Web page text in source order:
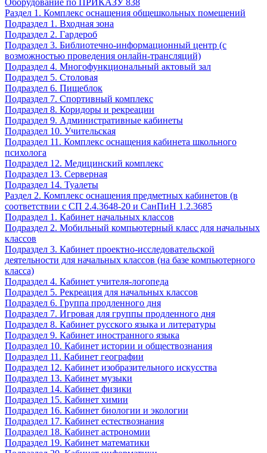
Оборудование по ПРИКАЗУ 838
Раздел 1. Комплекс оснащения общешкольных помещений
Подраздел 1. Входная зона
Подраздел 2. Гардероб
Подраздел 3. Библиотечно-информационный центр (с
возможностью проведения онлайн-трансляций)
Подраздел 4. Многофункциональный актовый зал
Подраздел 5. Столовая
Подраздел 6. Пищеблок
Подраздел 7. Спортивный комплекс
Подраздел 8. Коридоры и рекреации
Подраздел 9. Административные кабинеты
Подраздел 10. Учительская
Подраздел 11. Комплекс оснащения кабинета школьного
психолога
Подраздел 12. Медицинский комплекс
Подраздел 13. Серверная
Подраздел 14. Туалеты
Раздел 2. Комплекс оснащения предметных кабинетов (в
соответствии с СП 2.4.3648-20 и СанПиН 1.2.3685
Подраздел 1. Кабинет начальных классов
Подраздел 2. Мобильный компьютерный класс для начальных
классов
Подраздел 3. Кабинет проектно-исследовательской
деятельности для начальных классов (на базе компьютерного
класса)
Подраздел 4. Кабинет учителя-логопеда
Подраздел 5. Рекреация для начальных классов
Подраздел 6. Группа продленного дня
Подраздел 7. Игровая для группы продленного дня
Подраздел 8. Кабинет русского языка и литературы
Подраздел 9. Кабинет иностранного языка
Подраздел 10. Кабинет истории и обществознания
Подраздел 11. Кабинет географии
Подраздел 12. Кабинет изобразительного искусства
Подраздел 13. Кабинет музыки
Подраздел 14. Кабинет физики
Подраздел 15. Кабинет химии
Подраздел 16. Кабинет биологии и экологии
Подраздел 17. Кабинет естествознания
Подраздел 18. Кабинет астрономии
Подраздел 19. Кабинет математики